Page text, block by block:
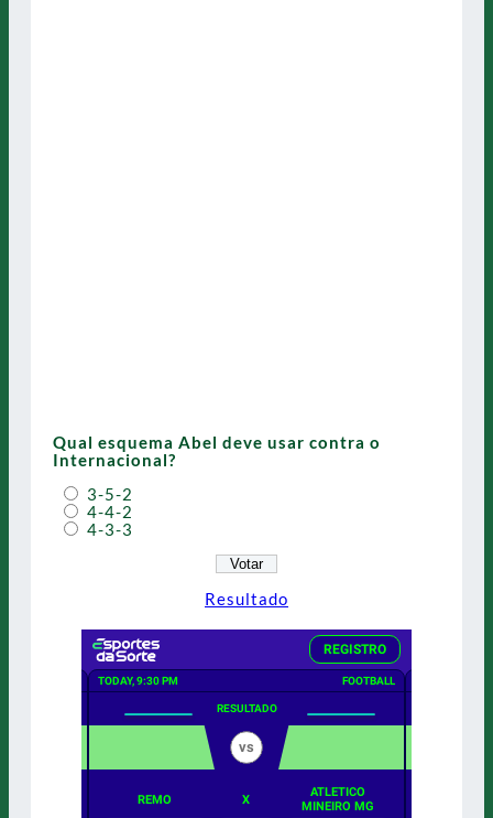
Qual esquema Abel deve usar contra o
Internacional?
3-5-2
4-4-2
4-3-3
Resultado